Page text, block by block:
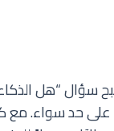
سؤال “هل
حد سواء. مع